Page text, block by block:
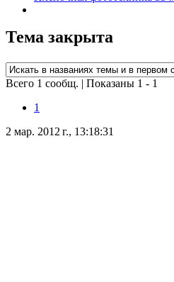
Тема закрыта
Всего 1 сообщ. | Показаны 1 - 1
1
2 мар. 2012 г., 13:18:31